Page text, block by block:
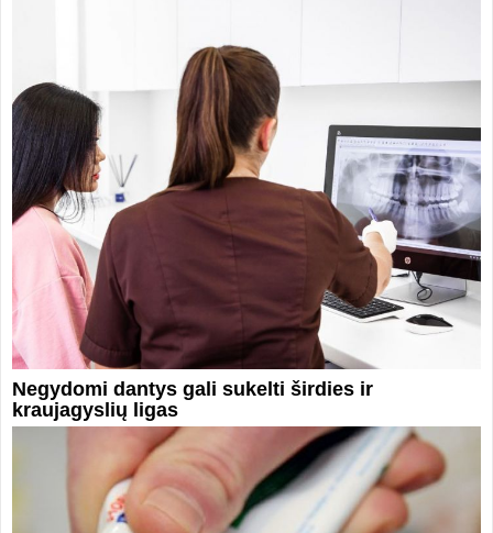
Negydomi dantys gali sukelti širdies ir
kraujagyslių ligas